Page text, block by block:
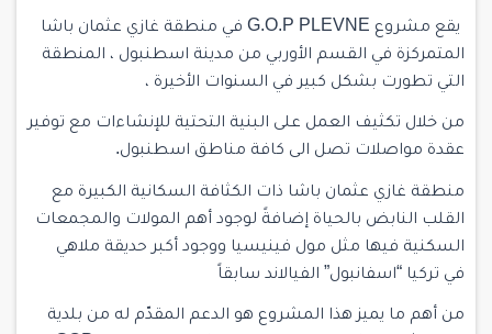
يقع مشروع G.O.P PLEVNE في منطقة غازي عثمان باشا
المتمركزة في القسم الأوربي من مدينة اسطنبول ، المنطقة
التي تطورت بشكل كبير في السنوات الأخيرة ،
من خلال تكثيف العمل على البنية التحتية للإنشاءات مع توفير
عقدة مواصلات تصل الى كافة مناطق اسطنبول.
منطقة غازي عثمان باشا ذات الكثافة السكانية الكبيرة مع
القلب النابض بالحياة إضافةً لوجود أهم المولات والمجمعات
السكنية فيها مثل مول فينيسيا ووجود أكبر حديقة ملاهي
في تركيا “اسفانبول” الفيالاند سابقاً
من أهم ما يميز هذا المشروع هو الدعم المقدّم له من بلدية